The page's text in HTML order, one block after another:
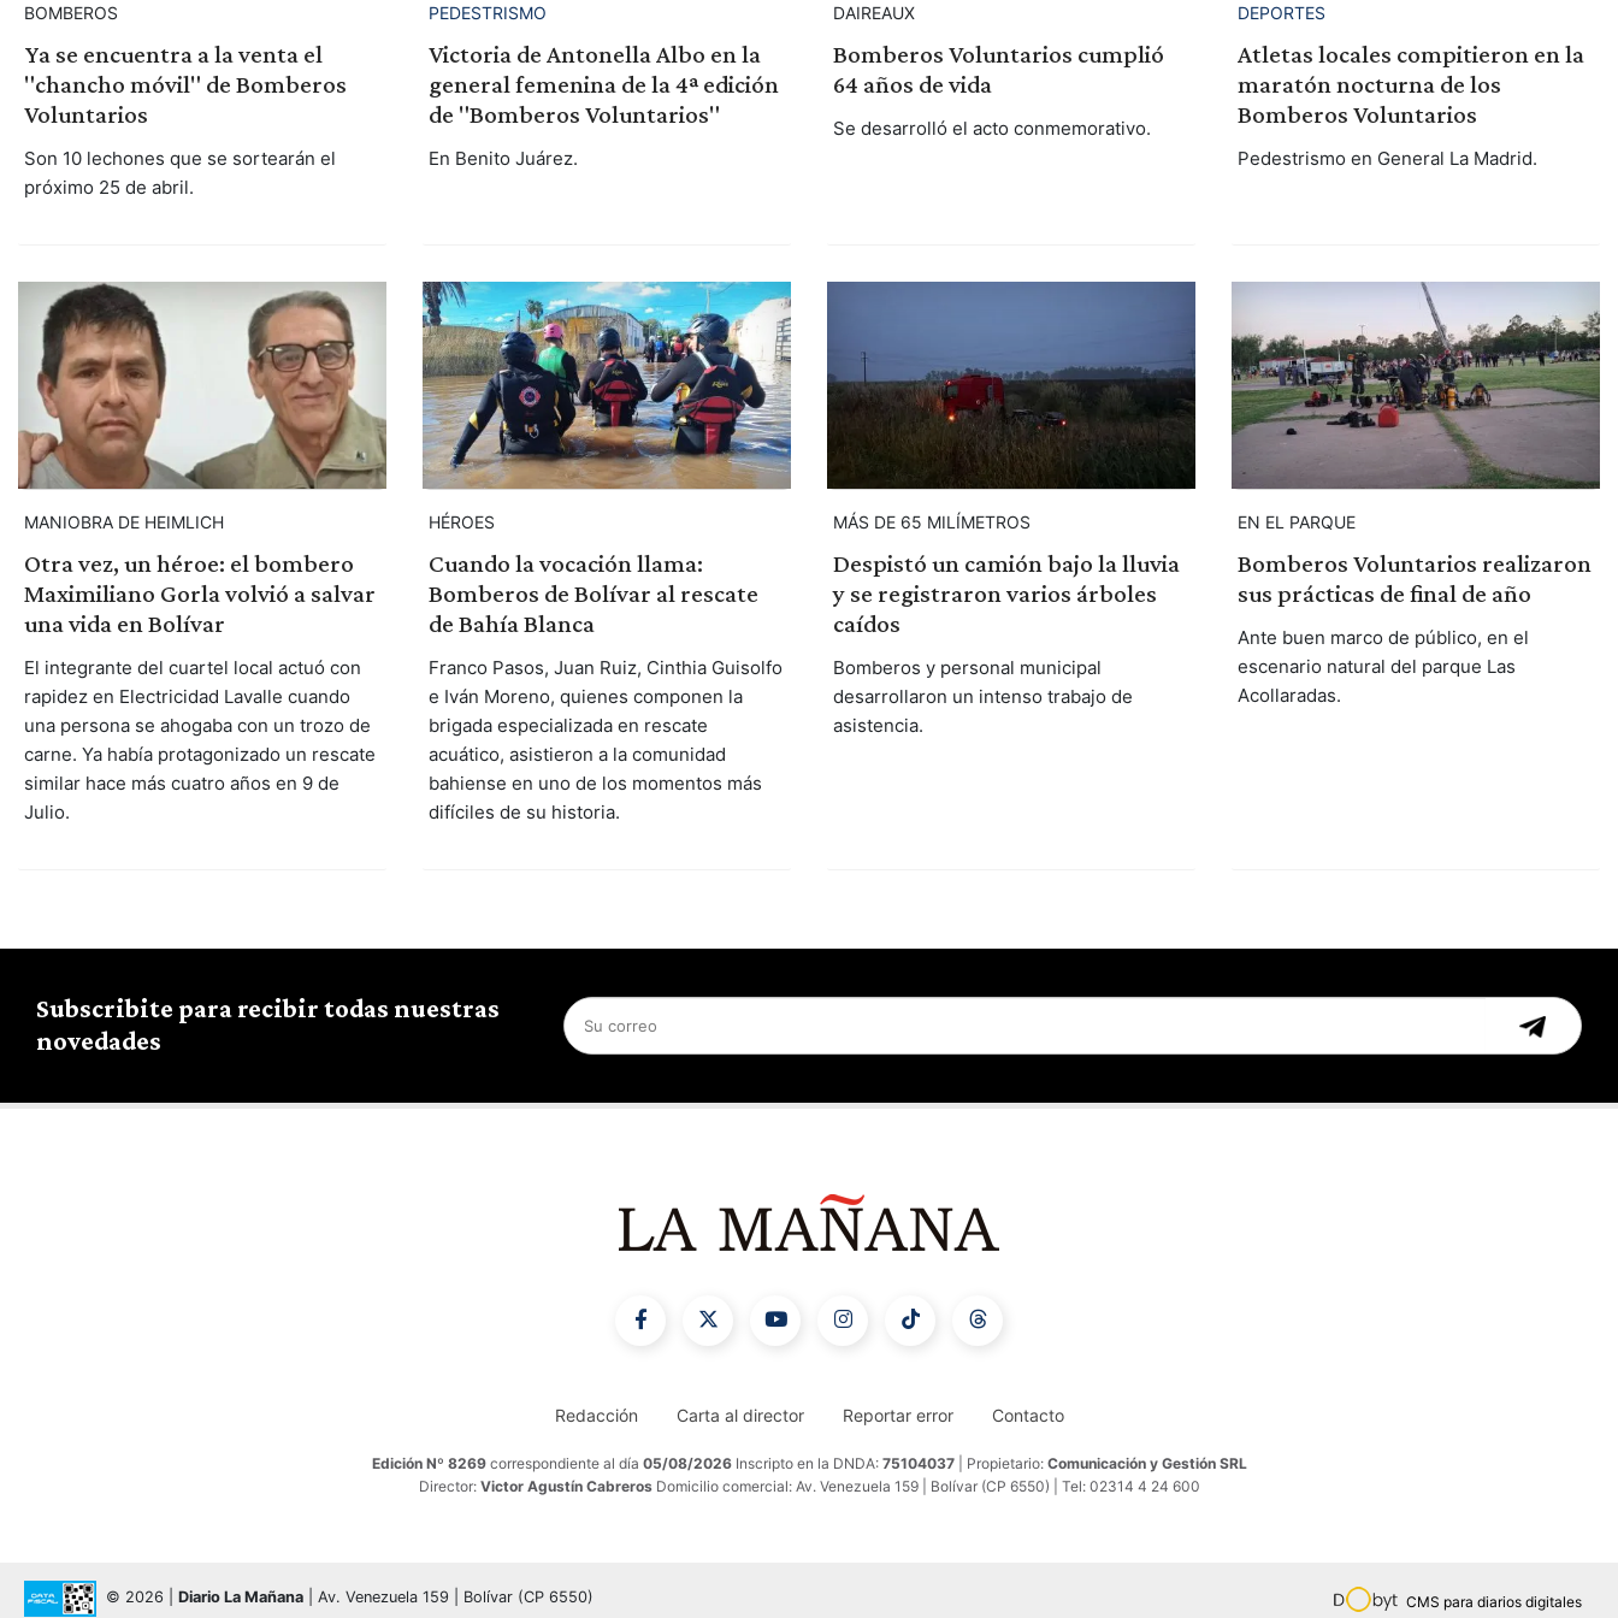
BOMBEROS
Ya se encuentra a la venta el
"chancho móvil" de Bomberos
Voluntarios
Son 10 lechones que se sortearán el
próximo 25 de abril.
PEDESTRISMO
Victoria de Antonella Albo en la
general femenina de la 4ª edición
de "Bomberos Voluntarios"
En Benito Juárez.
DAIREAUX
Bomberos Voluntarios cumplió
64 años de vida
Se desarrolló el acto conmemorativo.
DEPORTES
Atletas locales compitieron en la
maratón nocturna de los
Bomberos Voluntarios
Pedestrismo en General La Madrid.
MANIOBRA DE HEIMLICH
Otra vez, un héroe: el bombero
Maximiliano Gorla volvió a salvar
una vida en Bolívar
El integrante del cuartel local actuó con
rapidez en Electricidad Lavalle cuando
una persona se ahogaba con un trozo de
carne. Ya había protagonizado un rescate
similar hace más cuatro años en 9 de
Julio.
HÉROES
Cuando la vocación llama:
Bomberos de Bolívar al rescate
de Bahía Blanca
Franco Pasos, Juan Ruiz, Cinthia Guisolfo
e Iván Moreno, quienes componen la
brigada especializada en rescate
acuático, asistieron a la comunidad
bahiense en uno de los momentos más
difíciles de su historia.
MÁS DE 65 MILÍMETROS
Despistó un camión bajo la lluvia
y se registraron varios árboles
caídos
Bomberos y personal municipal
desarrollaron un intenso trabajo de
asistencia.
EN EL PARQUE
Bomberos Voluntarios realizaron
sus prácticas de final de año
Ante buen marco de público, en el
escenario natural del parque Las
Acollaradas.
Subscribite para recibir todas nuestras
novedades
Redacción Carta al director Reportar error Contacto
Edición Nº 8269 correspondiente al día 05/08/2026 Inscripto en la DNDA: 75104037 | Propietario: Comunicación y Gestión SRL
Director: Victor Agustín Cabreros Domicilio comercial: Av. Venezuela 159 | Bolívar (CP 6550) | Tel: 02314 4 24 600
© 2026 | Diario La Mañana | Av. Venezuela 159 | Bolívar (CP 6550) CMS para diarios digitales